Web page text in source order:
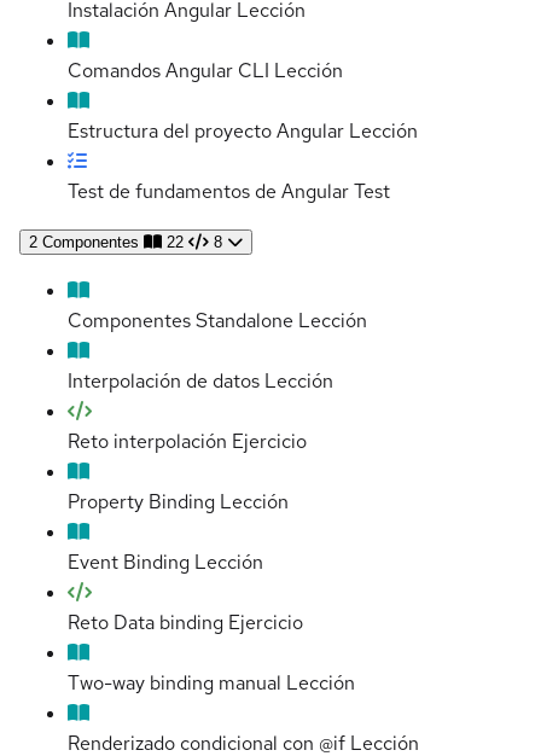
Instalación Angular Lección
Comandos Angular CLI Lección
Estructura del proyecto Angular Lección
Test de fundamentos de AngularTest
2 Componentes 22 8
Componentes Standalone Lección
Interpolación de datos Lección
Reto interpolación Ejercicio
Property Binding Lección
Event Binding Lección
Reto Data binding Ejercicio
Two-way binding manual Lección
Renderizado condicional con @if Lección